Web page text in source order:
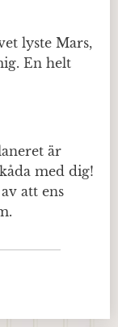
lyste Mars,
En helt
är
med dig!
att ens